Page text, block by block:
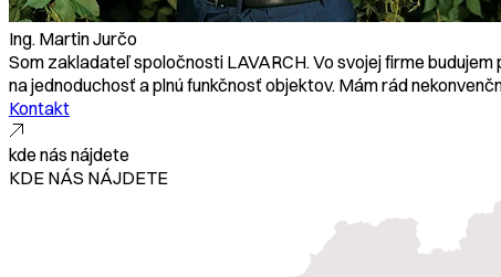
Ing. Martin Jurčo
Som zakladateľ spoločnosti LAVARCH. Vo svojej firme
na jednoduchosť a plnú funkčnosť objektov. Mám rád
Kontakt
kde nás nájdete
KDE NÁS NÁJDETE